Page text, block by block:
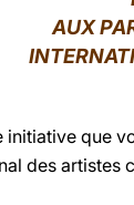
AUX
que
des artistes